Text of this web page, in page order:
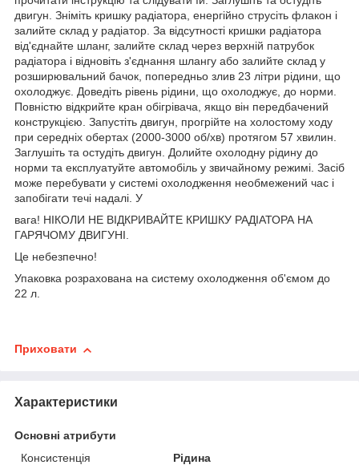
двигун. Зніміть кришку радіатора, енергійно струсіть флакон і
залийте склад у радіатор. За відсутності кришки радіатора
від'єднайте шланг, залийте склад через верхній патрубок
радіатора і відновіть з'єднання шлангу або залийте склад у
розширювальний бачок, попередньо злив 23 літри рідини, що
охолоджує. Доведіть рівень рідини, що охолоджує, до норми.
Повністю відкрийте кран обігрівача, якщо він передбачений
конструкцією. Запустіть двигун, прогрійте на холостому ходу
при середніх обертах (2000-3000 об/хв) протягом 57 хвилин.
Заглушіть та остудіть двигун. Долийте охолодну рідину до
норми та експлуатуйте автомобіль у звичайному режимі. Засіб
може перебувати у системі охолодження необмежений час і
запобігати течі надалі. У
вага! НІКОЛИ НЕ ВІДКРИВАЙТЕ КРИШКУ РАДІАТОРА НА
ГАРЯЧОМУ ДВИГУНІ.
Це небезпечно!
Упаковка розрахована на систему охолодження об'ємом до
22 л.
Приховати
Характеристики
Основні атрибути
Консистенція
Рідина